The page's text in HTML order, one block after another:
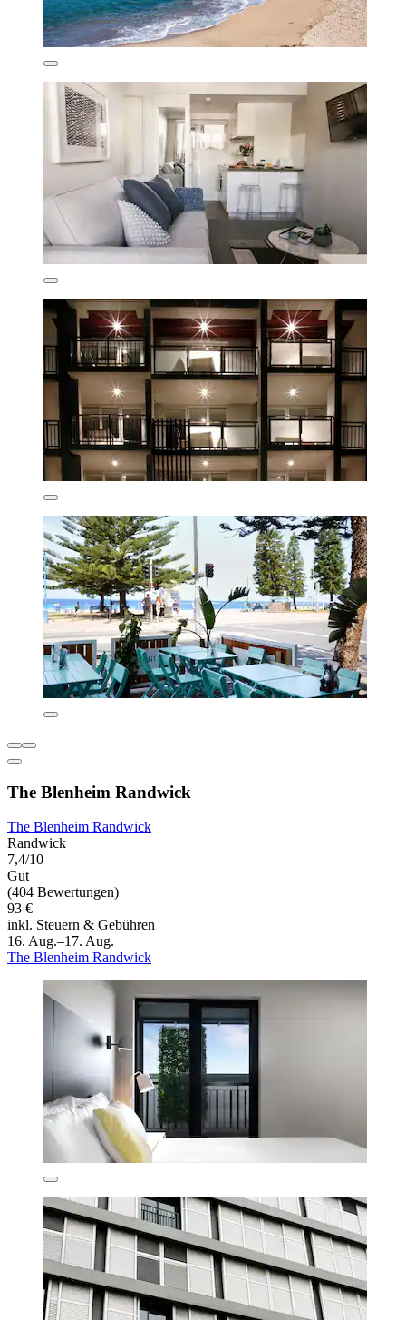
The Blenheim Randwick
The Blenheim Randwick
Randwick
7,4/10
Gut
(404 Bewertungen)
93 €
inkl. Steuern & Gebühren
16. Aug.–17. Aug.
The Blenheim Randwick